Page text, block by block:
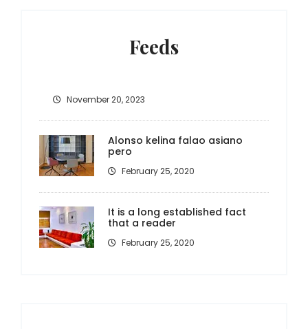
Feeds
November 20, 2023
Alonso kelina falao asiano
pero
February 25, 2020
It is a long established fact
that a reader
February 25, 2020